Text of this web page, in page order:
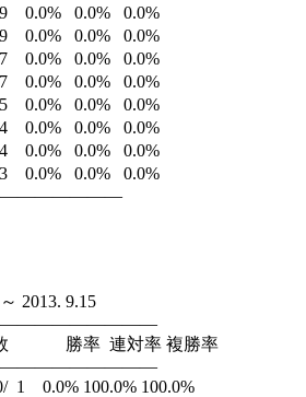
0.0% 0.0% 0.0%
0.0% 0.0% 0.0%
0.0% 0.0% 0.0%
0.0% 0.0% 0.0%
0.0% 0.0% 0.0%
0.0% 0.0% 0.0%
0.0% 0.0% 0.0%
0.0% 0.0% 0.0%
2013. 9.15
勝率 連対率 複勝率
0.0% 100.0% 100.0%